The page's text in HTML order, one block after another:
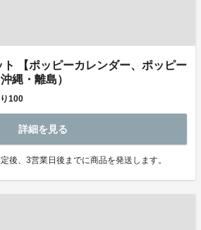
【ポッピーカレンダー、ポッピー
縄・離島）
100
詳細を見る
後、3営業日後までに商品を発送します。